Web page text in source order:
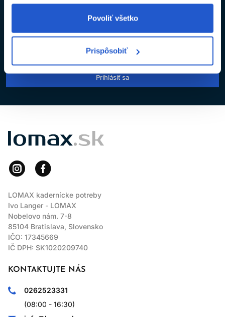
Povoliť všetko
Prispôsobiť
spracovaním osobných údajov
Prihlásiť sa
LOMAX
LOMAX kadernícke potreby
Ivo Langer - LOMAX
Nobelovo nám. 7-8
85104 Bratislava, Slovensko
IČO: 17345669
IČ DPH: SK1020209740
KONTAKTUJTE NÁS
0262523331
(08:00 - 16:30)